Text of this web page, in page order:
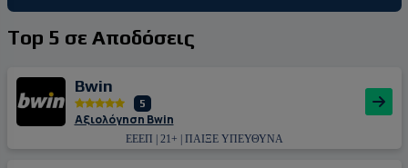
Top 5 σε Αποδόσεις
Bwin
5
Αξιολόγηση Bwin
ΕΕΕΠ | 21+ | ΠΑΙΞΕ ΥΠΕΥΘΥΝΑ